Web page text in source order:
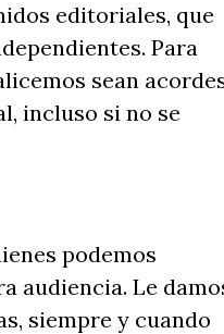
editoriales, que
Para
sean
incluso si no se
podemos
audiencia. Le
siempre y cuando